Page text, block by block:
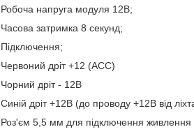
Робоча напруга модуля 12В;
Часова затримка 8 секунд;
Підключення;
Червоний дріт +12 (ACC)
Чорний дріт - 12В
Синій дріт +12В (до проводу +12В від
Роз'єм 5,5 мм для підключення живлення